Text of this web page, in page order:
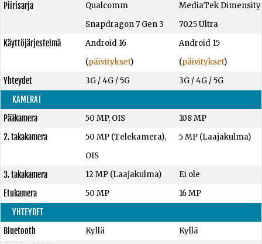
Piirisarja
Qualcomm
Snapdragon 7 Gen 3
MediaTek Dimensity
7025 Ultra
Käyttöjärjestelmä
Android 16
(päivitykset)
Android 15
(päivitykset)
Yhteydet
3G / 4G / 5G
3G / 4G / 5G
KAMERAT
Pääkamera
50 MP, OIS
108 MP
2. takakamera
50 MP (Telekamera),
OIS
5 MP (Laajakulma)
3. takakamera 12 MP (Laajakulma)
Ei ole
Etukamera
50 MP
16 MP
YHTEYDET
Bluetooth
Kyllä
Kyllä